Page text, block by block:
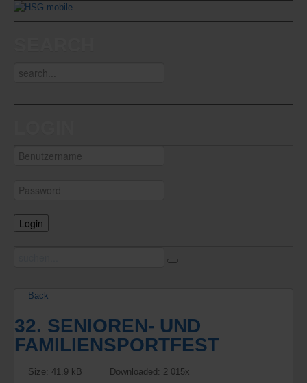
Back
32. SENIOREN- UND
FAMILIENSPORTFEST
Size: 41.9 kB Downloaded: 2 015x